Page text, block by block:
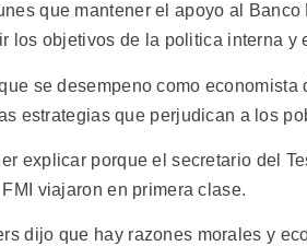
que mantener el apoyo al
los objetivos de la politica interna y
se desempeno como
estrategias que perjudican a los
explicar porque el secretario del
viajaron en primera clase.
dijo que hay razones morales y